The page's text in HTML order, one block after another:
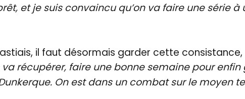
et je suis convaincu qu’on va faire une série
il faut désormais garder cette consistance,
va récupérer, faire une bonne semaine pour
On est dans un combat sur le moyen